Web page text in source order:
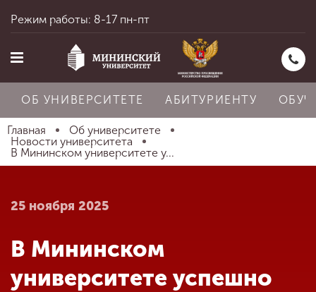
Главная
Абитуриенту
Режим работы: 8-17 пн-пт
ОБ УНИВЕРСИТЕТЕ АБИТУРИЕНТУ
Главная
Об университете
Новости университета
В Мининском университете у...
25 ноября 2025
В Мининском
университете успешно